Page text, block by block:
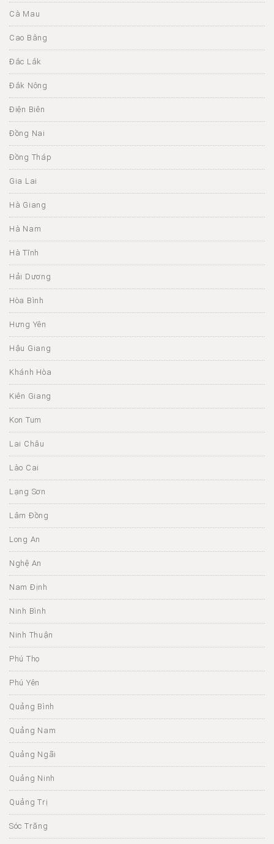
Cà Mau
Cao Bằng
Đắc Lắk
Đắk Nông
Điện Biên
Đồng Nai
Đồng Tháp
Gia Lai
Hà Giang
Hà Nam
Hà Tĩnh
Hải Dương
Hòa Bình
Hưng Yên
Hậu Giang
Khánh Hòa
Kiên Giang
Kon Tum
Lai Châu
Lào Cai
Lạng Sơn
Lâm Đồng
Long An
Nghệ An
Nam Định
Ninh Bình
Ninh Thuận
Phú Thọ
Phú Yên
Quảng Bình
Quảng Nam
Quảng Ngãi
Quảng Ninh
Quảng Trị
Sóc Trăng